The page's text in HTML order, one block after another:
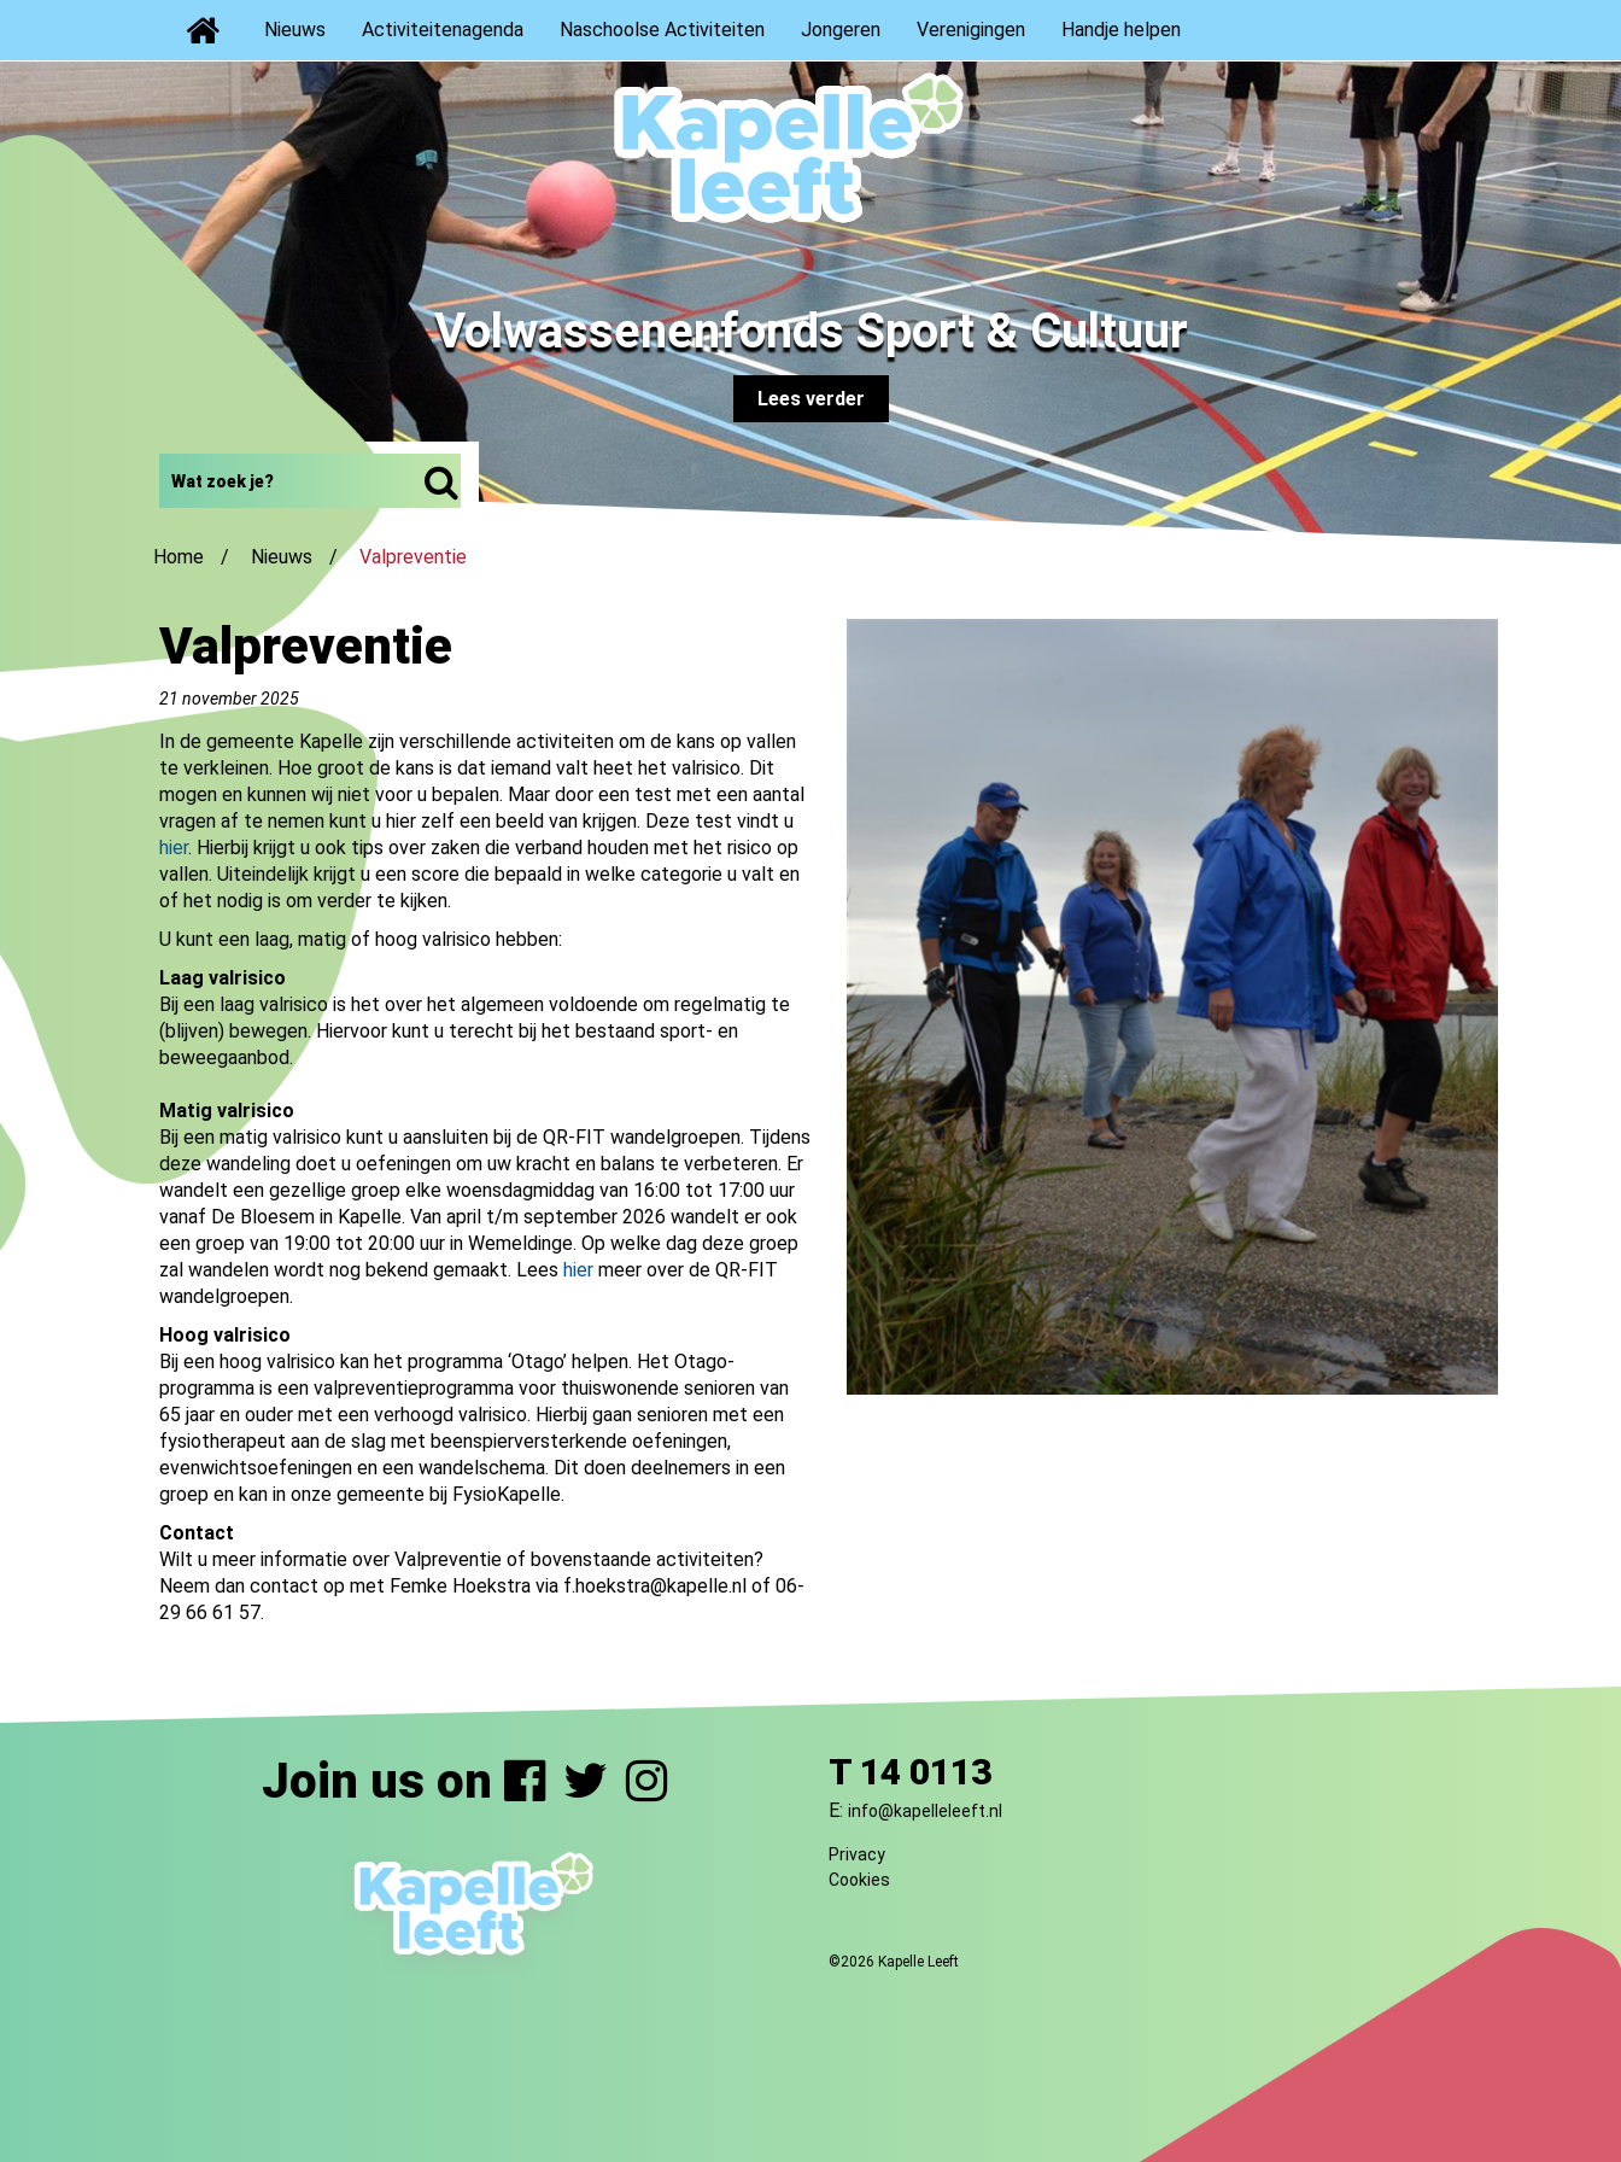
Home Nieuws Activiteitenagenda Naschoolse Activiteiten Jongeren Verenigingen Handje helpen
Volwassenenfonds Sport & Cultuur
Lees verder
Home Nieuws Valpreventie
Valpreventie
21 november 2025
In de gemeente Kapelle zijn verschillende activiteiten om de kans op vallen
te verkleinen. Hoe groot de kans is dat iemand valt heet het valrisico. Dit
mogen en kunnen wij niet voor u bepalen. Maar door een test met een aantal
vragen af te nemen kunt u hier zelf een beeld van krijgen. Deze test vindt u
hier. Hierbij krijgt u ook tips over zaken die verband houden met het risico op
vallen. Uiteindelijk krijgt u een score die bepaald in welke categorie u valt en
of het nodig is om verder te kijken.
U kunt een laag, matig of hoog valrisico hebben:
Laag valrisico
Bij een laag valrisico is het over het algemeen voldoende om regelmatig te
(blijven) bewegen. Hiervoor kunt u terecht bij het bestaand sport- en
beweegaanbod.
Matig valrisico
Bij een matig valrisico kunt u aansluiten bij de QR-FIT wandelgroepen. Tijdens
deze wandeling doet u oefeningen om uw kracht en balans te verbeteren. Er
wandelt een gezellige groep elke woensdagmiddag van 16:00 tot 17:00 uur
vanaf De Bloesem in Kapelle. Van april t/m september 2026 wandelt er ook
een groep van 19:00 tot 20:00 uur in Wemeldinge. Op welke dag deze groep
zal wandelen wordt nog bekend gemaakt. Lees hier meer over de QR-FIT
wandelgroepen.
Hoog valrisico
Bij een hoog valrisico kan het programma ‘Otago’ helpen. Het Otago-
programma is een valpreventieprogramma voor thuiswonende senioren van
65 jaar en ouder met een verhoogd valrisico. Hierbij gaan senioren met een
fysiotherapeut aan de slag met beenspierversterkende oefeningen,
evenwichtsoefeningen en een wandelschema. Dit doen deelnemers in een
groep en kan in onze gemeente bij FysioKapelle.
Contact
Wilt u meer informatie over Valpreventie of bovenstaande activiteiten?
Neem dan contact op met Femke Hoekstra via f.hoekstra@kapelle.nl of 06-
29 66 61 57.
Join us on T 14 0113
E: info@kapelleleeft.nl
Privacy
Cookies
©2026 Kapelle Leeft